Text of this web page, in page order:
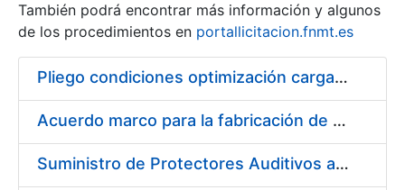
También podrá encontrar más información y algunos
de los procedimientos en portallicitacion.fnmt.es
Pliego condiciones optimización cargas compras firmado
Acuerdo marco para la fabricación de piezas
Suministro de Protectores Auditivos a medida para las personas trabajadoras de los Centros de Trabajo de Madrid y Burgos